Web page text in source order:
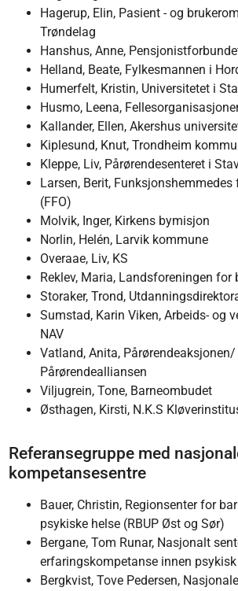
Hagerup, Elin, Pasient - og
Trøndelag
Hanshus, Anne,
Helland, Beate, Fylkesmannen i
Humerfelt, Kristin, Universitetet i
Husmo, Leena,
Kallander, Ellen, Akershus
Kiplesund, Knut, Trondheim
Kleppe, Liv, Pårørendesenteret i
Larsen, Berit,
(FFO)
Molvik, Inger, Kirkens bymisjon
Norlin, Helén, Larvik kommune
Overaae, Liv, KS
Reklev, Maria, Landsforeningen for
Storaker, Trond,
Sumstad, Karin Viken, Arbeids- og
NAV
Vatland, Anita, Pårørendeaksjonen/
Pårørendealliansen
Viljugrein, Tone, Barneombudet
Østhagen, Kirsti, N.K.S
Referansegruppe med
kompetansesentre
Bauer, Christin, Regionsenter for
psykiske helse (RBUP Øst og Sør)
Bergane, Tom Runar, Nasjonalt
erfaringskompetanse innen
Bergkvist, Tove Pedersen, Nasjonale